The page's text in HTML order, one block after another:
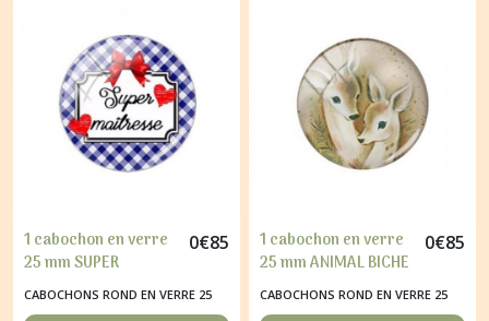
1 cabochon en verre
25 mm SUPER
MAITRESSE
0€85
CABOCHONS ROND EN VERRE 25
MM
1 cabochon en verre
25 mm ANIMAL BICHE
0€85
CABOCHONS ROND EN VERRE 25
MM